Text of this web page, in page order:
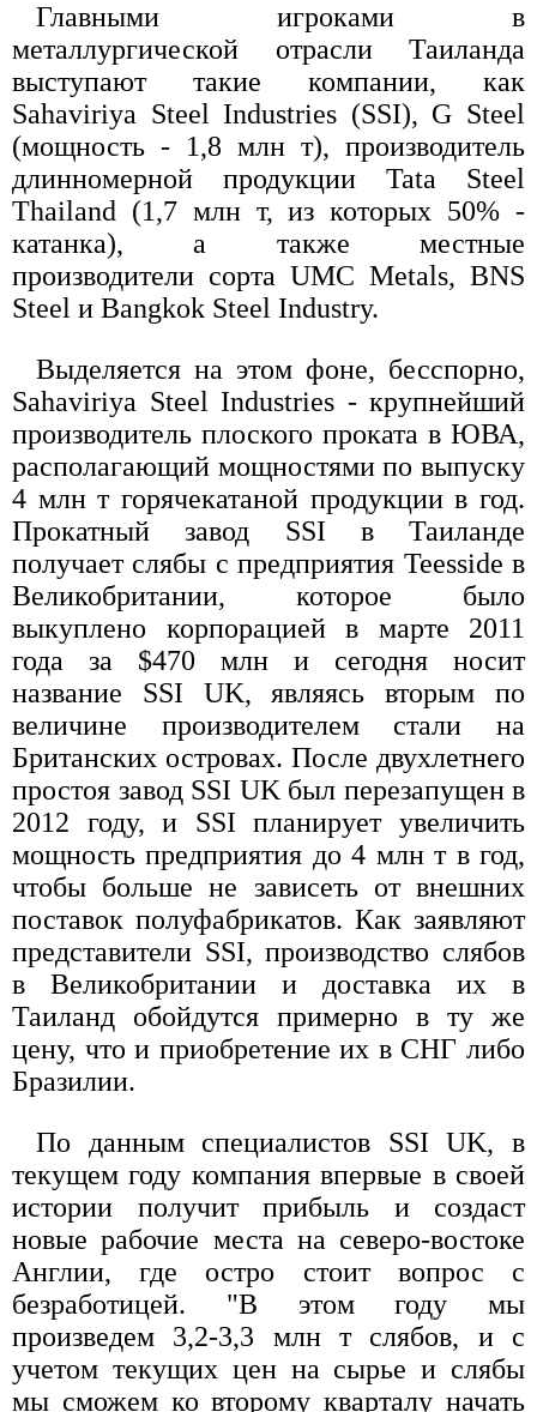
Главными игроками в
металлургической отрасли Таиланда
выступают такие компании, как
Sahaviriya Steel Industries (SSI), G Steel
(мощность - 1,8 млн т), производитель
длинномерной продукции Tata Steel
Thailand (1,7 млн т, из которых 50% -
катанка), а также местные
производители сорта UMC Metals, BNS
Steel и Bangkok Steel Industry.
Выделяется на этом фоне, бесспорно,
Sahaviriya Steel Industries - крупнейший
производитель плоского проката в ЮВА,
располагающий мощностями по выпуску
4 млн т горячекатаной продукции в год.
Прокатный завод SSI в Таиланде
получает слябы с предприятия Teesside в
Великобритании, которое было
выкуплено корпорацией в марте 2011
года за $470 млн и сегодня носит
название SSI UK, являясь вторым по
величине производителем стали на
Британских островах. После двухлетнего
простоя завод SSI UK был перезапущен в
2012 году, и SSI планирует увеличить
мощность предприятия до 4 млн т в год,
чтобы больше не зависеть от внешних
поставок полуфабрикатов. Как заявляют
представители SSI, производство слябов
в Великобритании и доставка их в
Таиланд обойдутся примерно в ту же
цену, что и приобретение их в СНГ либо
Бразилии.
По данным специалистов SSI UK, в
текущем году компания впервые в своей
истории получит прибыль и создаст
новые рабочие места на северо-востоке
Англии, где остро стоит вопрос с
безработицей. "В этом году мы
произведем 3,2-3,3 млн т слябов, и с
учетом текущих цен на сырье и слябы
мы сможем ко второму кварталу начать